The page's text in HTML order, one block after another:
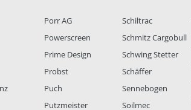
Porr AG
Powerscreen
Prime Design
Probst
Puch
Putzmeister
Schiltrac
Schmitz Cargobull
Schwing Stetter
Schäffer
Sennebogen
Soilmec